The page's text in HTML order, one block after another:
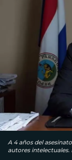
A 4 años del
autores